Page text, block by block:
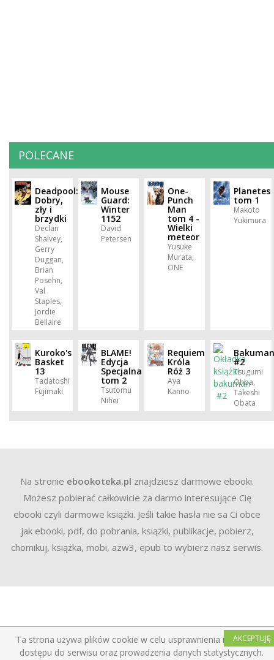
Ta strona używa plików cookie w celu usprawnienia i ułatwienia
dostępu do serwisu oraz prowadzenia danych statystycznych.
AKCEPTUJĘ
POLECANE
Deadpool:
Dobry,
zły i
brzydki
Declan
Shalvey,
Gerry
Duggan,
Brian
Posehn,
Val
Staples,
Jordie
Bellaire
Mouse
Guard:
Winter
1152
David
Petersen
One-
Punch
Man
tom 4 -
Wielki
meteor
Yusuke
Murata,
ONE
Planetes
tom 1
Makoto
Yukimura
Kuroko's
Basket
13
Tadatoshi
Fujimaki
BLAME!
Edycja
Specjalna
tom 2
Tsutomu
Nihei
Requiem
Króla
Róż 3
Aya
Kanno
Bakuman
#2
Tsugumi
Ohba,
Takeshi
Obata
Na stronie ebookoteka.pl znajdziesz darmowe ebooki.
Możesz pobierać całkowicie za darmo interesujące Cię
ebooki czyli darmowe książki. Jeśli takie hasła nie sa Ci obce
jak ebooki, pdf, do pobrania, książki, publikacje, pobierz,
chomikuj, książka, mobi, azw3, epub to wybierz nasz serwis.